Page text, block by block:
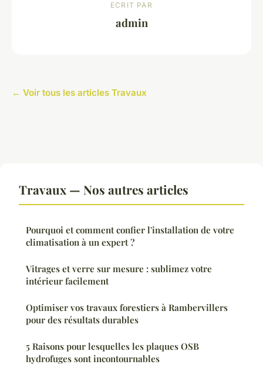
ECRIT PAR
admin
← Voir tous les articles Travaux
Travaux — Nos autres articles
Pourquoi et comment confier l'installation de votre
climatisation à un expert ?
Vitrages et verre sur mesure : sublimez votre
intérieur facilement
Optimiser vos travaux forestiers à Rambervillers
pour des résultats durables
5 Raisons pour lesquelles les plaques OSB
hydrofuges sont incontournables